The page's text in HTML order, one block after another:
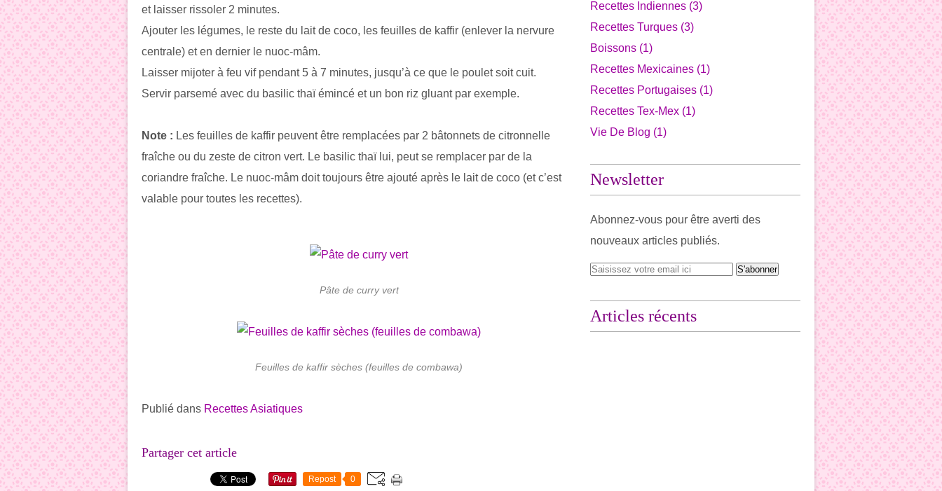
et laisser rissoler 2 minutes.
Ajouter les légumes, le reste du lait de coco, les feuilles de kaffir (enlever la nervure
centrale) et en dernier le nuoc-mâm.
Laisser mijoter à feu vif pendant 5 à 7 minutes, jusqu’à ce que le poulet soit cuit.
Servir parsemé avec du basilic thaï émincé et un bon riz gluant par exemple.
Note : Les feuilles de kaffir peuvent être remplacées par 2 bâtonnets de citronnelle
fraîche ou du zeste de citron vert. Le basilic thaï lui, peut se remplacer par de la
coriandre fraîche. Le nuoc-mâm doit toujours être ajouté après le lait de coco (et c’est
valable pour toutes les recettes).
Pâte de curry vert
Feuilles de kaffir sèches (feuilles de combawa)
Publié dans Recettes Asiatiques
Partager cet article
Repost 0
Recettes Indiennes (3)
Recettes Turques (3)
Boissons (1)
Recettes Mexicaines (1)
Recettes Portugaises (1)
Recettes Tex-Mex (1)
Vie De Blog (1)
Newsletter
Abonnez-vous pour être averti des
nouveaux articles publiés.
Articles récents